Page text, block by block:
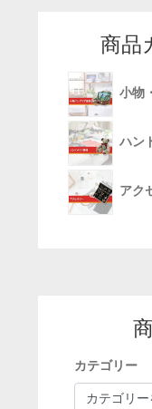
商品
小物
ハン
アク
カテゴリー